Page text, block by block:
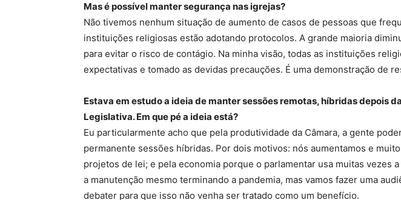
Mas é possível manter segurança nas igrejas?
Não tivemos nenhum situação de aumento de casos de pessoas que
instituições religiosas estão adotando protocolos. A grande maioria
para evitar o risco de contágio. Na minha visão, todas as instituições
expectativas e tomado as devidas precauções. É uma demonstração de
Estava em estudo a ideia de manter sessões remotas, híbridas depois
Legislativa. Em que pé a ideia está?
Eu particularmente acho que pela produtividade da Câmara, a gente
permanente sessões híbridas. Por dois motivos: nós aumentamos e
projetos de lei; e pela economia porque o parlamentar usa muitas vezes
a manutenção mesmo terminando a pandemia, mas vamos fazer uma
debater para que isso não venha ser tratado como um benefício.